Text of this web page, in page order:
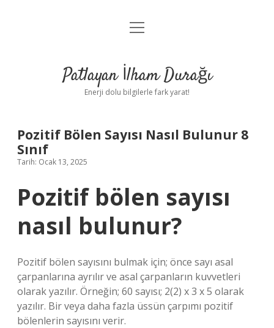
Anasayfa
Yasal Uyarı
menüyü
Patlayan İlham Durağı
Enerji dolu bilgilerle fark yarat!
Pozitif Bölen Sayısı Nasıl Bulunur 8
Sınıf
Tarih: Ocak 13, 2025
Pozitif bölen sayısı
nasıl bulunur?
Pozitif bölen sayısını bulmak için; önce sayı asal
çarpanlarına ayrılır ve asal çarpanların kuvvetleri
olarak yazılır. Örneğin; 60 sayısı; 2(2) x 3 x 5 olarak
yazılır. Bir veya daha fazla üssün çarpımı pozitif
bölenlerin sayısını verir.